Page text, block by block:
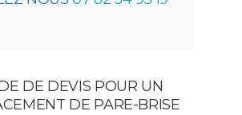
DE DEVIS POUR UN
DE PARE-BRISE